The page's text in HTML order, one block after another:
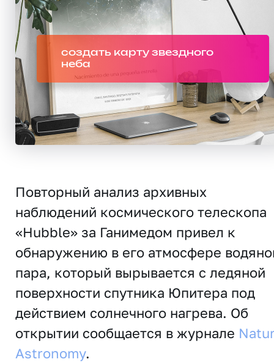
создать карту звездного
неба
Повторный анализ архивных
наблюдений космического телескопа
«Hubble» за Ганимедом привел к
обнаружению в его атмосфере
пара, который вырывается с ледяной
поверхности спутника Юпитера под
действием солнечного нагрева. Об
открытии сообщается в журнале
Astronomy.